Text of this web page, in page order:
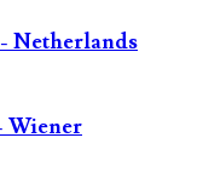
Netherlands
Wiener